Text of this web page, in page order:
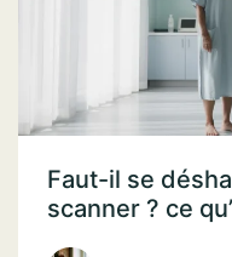
Faut-il se
scanner ? ce